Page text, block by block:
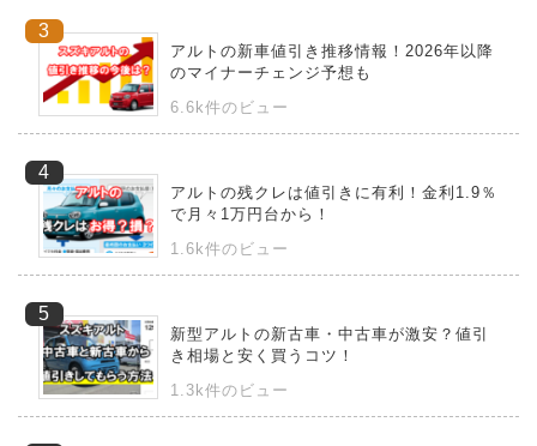
アルトの新車値引き推移情報！2026年以降
のマイナーチェンジ予想も
6.6k件のビュー
アルトの残クレは値引きに有利！金利1.9％
で月々1万円台から！
1.6k件のビュー
新型アルトの新古車・中古車が激安？値引
き相場と安く買うコツ！
1.3k件のビュー